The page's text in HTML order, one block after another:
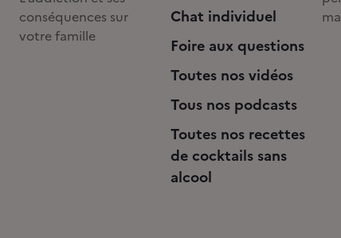
conséquences sur
votre famille
Chat individuel
Foire aux questions
Toutes nos vidéos
Tous nos podcasts
Toutes nos recettes
de cocktails sans
alcool